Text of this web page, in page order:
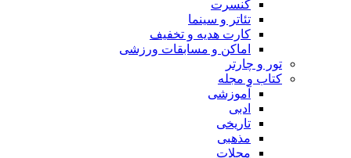
کنسرت
تئاتر و سینما
کارت هدیه و تخفیف
اماکن و مسابقات ورزشی
تور و چارتر
کتاب و مجله
آموزشی
ادبی
تاریخی
مذهبی
مجلات